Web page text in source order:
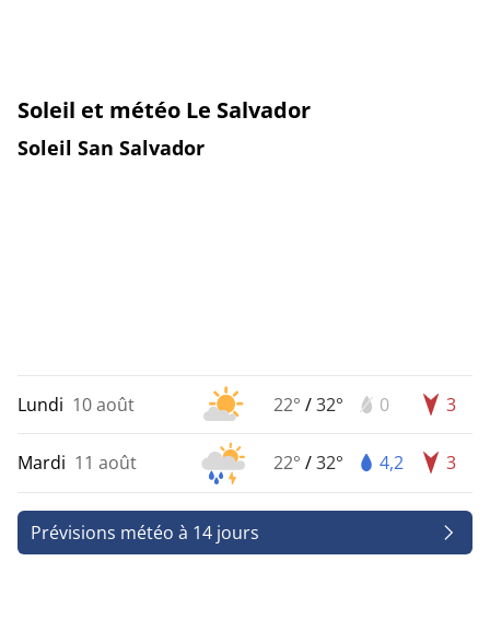
Soleil et météo Le Salvador
Soleil San Salvador
Lundi 10 août 22° /32° 0 3
Mardi 11 août 22° /32° 4,2 3
Prévisions météo à 14 jours